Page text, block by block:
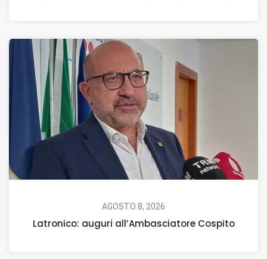
AGOSTO 8, 2026
Latronico: auguri all’Ambasciatore Cospito